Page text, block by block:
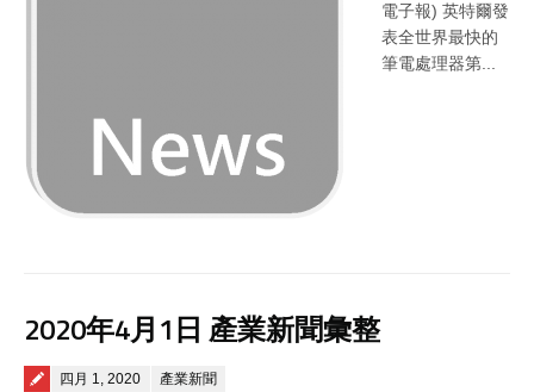
電子報) 英特爾發
表全世界最快的
筆電處理器第...
2020年4月1日 產業新聞彙整
Posted on
四月 1, 2020 產業新聞